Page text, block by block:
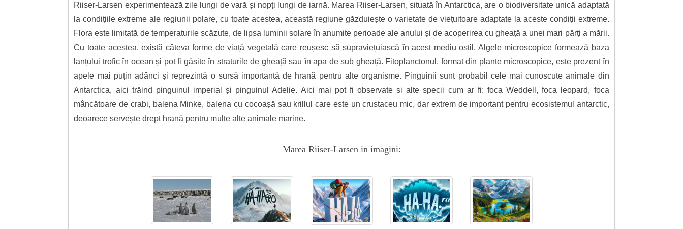
Riiser-Larsen experimentează zile lungi de vară și nopți lungi de iarnă. Marea Riiser-Larsen, situată în Antarctica, are o biodiversitate unică adaptată
la condițiile extreme ale regiunii polare, cu toate acestea, această regiune găzduiește o varietate de viețuitoare adaptate la aceste condiții extreme.
Flora este limitată de temperaturile scăzute, de lipsa luminii solare în anumite perioade ale anului și de acoperirea cu gheață a unei mari părți a mării.
Cu toate acestea, există câteva forme de viață vegetală care reușesc să supraviețuiască în acest mediu ostil. Algele microscopice formează baza
lanțului trofic în ocean și pot fi găsite în straturile de gheață sau în apa de sub gheață. Fitoplanctonul, format din plante microscopice, este prezent în
apele mai puțin adânci și reprezintă o sursă importantă de hrană pentru alte organisme. Pinguinii sunt probabil cele mai cunoscute animale din
Antarctica, aici trăind pinguinul imperial și pinguinul Adelie. Aici mai pot fi observate si alte specii cum ar fi: foca Weddell, foca leopard, foca
mâncătoare de crabi, balena Minke, balena cu cocoașă sau krillul care este un crustaceu mic, dar extrem de important pentru ecosistemul antarctic,
deoarece servește drept hrană pentru multe alte animale marine.
Marea Riiser-Larsen in imagini: